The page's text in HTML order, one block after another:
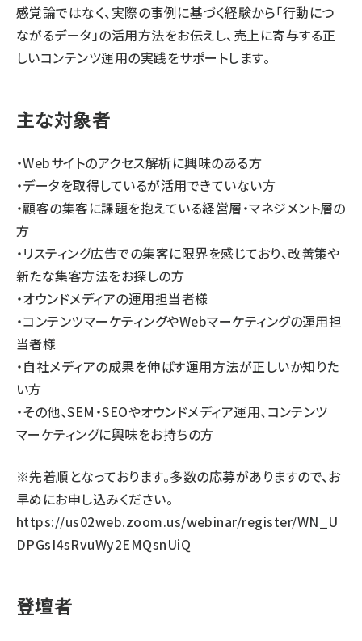
感覚論ではなく、実際の事例に基づく経験から「行動につ
ながるデータ」の活用方法をお伝えし、売上に寄与する正
しいコンテンツ運用の実践をサポートします。
主な対象者
・Webサイトのアクセス解析に興味のある方
・データを取得しているが活用できていない方
・顧客の集客に課題を抱えている経営層・マネジメント層の
方
・リスティング広告での集客に限界を感じており、改善策や
新たな集客方法をお探しの方
・オウンドメディアの運用担当者様
・コンテンツマーケティングやWebマーケティングの運用担
当者様
・自社メディアの成果を伸ばす運用方法が正しいか知りた
い方
・その他、SEM・SEOやオウンドメディア運用、コンテンツ
マーケティングに興味をお持ちの方
※先着順となっております。多数の応募がありますので、お
早めにお申し込みください。
https://us02web.zoom.us/webinar/register/WN_U
DPGsI4sRvuWy2EMQsnUiQ
登壇者